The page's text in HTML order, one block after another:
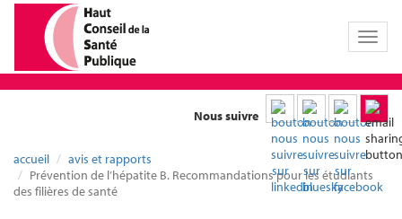
Toggle
Nous suivre
accueil
avis et rapports
Prévention de l’hépatite B. Recommandations pour les étudiants
des filières de santé